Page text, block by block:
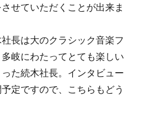
せていただくことが出来ま
長は大のクラシック音楽フ
岐にわたってとても楽しい
た続木社長。インタビュー
定ですので、こちらもどう